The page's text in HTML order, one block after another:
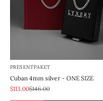
PRESENTPAKET
Cuban 4mm silver - ONE SIZE
REA-pris
$113.00Pris
$146.00